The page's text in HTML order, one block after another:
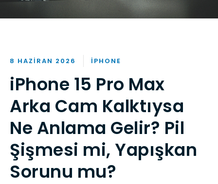
8 HAZIRAN 2026 IPHONE
iPhone 15 Pro Max
Arka Cam Kalktıysa
Ne Anlama Gelir? Pil
Şişmesi mi, Yapışkan
Sorunu mu?